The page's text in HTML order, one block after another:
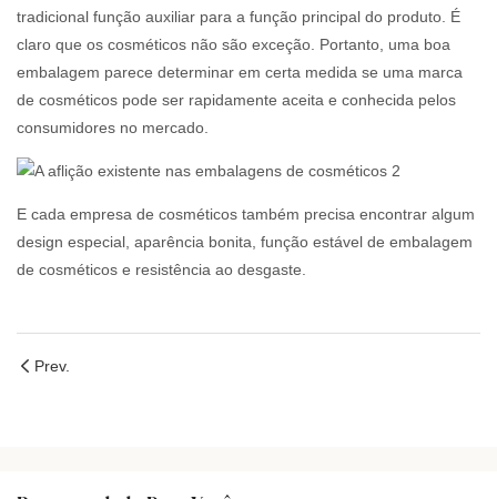
tradicional função auxiliar para a função principal do produto. É
claro que os cosméticos não são exceção. Portanto, uma boa
embalagem parece determinar em certa medida se uma marca
de cosméticos pode ser rapidamente aceita e conhecida pelos
consumidores no mercado.
E cada empresa de cosméticos também precisa encontrar algum
design especial, aparência bonita, função estável de embalagem
de cosméticos e resistência ao desgaste.
Prev.